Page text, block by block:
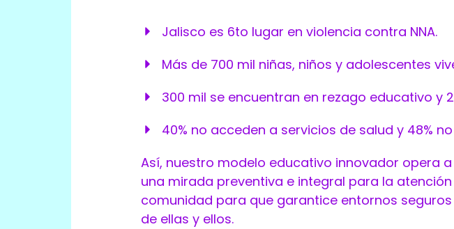
Jalisco es 6to lugar en violencia contra NNA.
Más de 700 mil niñas, niños y adolescentes
300 mil se encuentran en rezago educativo y
40% no acceden a servicios de salud y 48%
Así, nuestro modelo educativo innovador opera
una mirada preventiva e integral para la
comunidad para que garantice entornos
de ellas y ellos.